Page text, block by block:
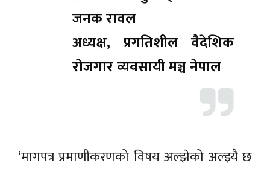
जनक रावल
अध्यक्ष, प्रगतिशील वैदेशिक
रोजगार व्यवसायी मञ्च नेपाल
‘मागपत्र प्रमाणीकरणको विषय अल्झेको अल्झ्यै छ